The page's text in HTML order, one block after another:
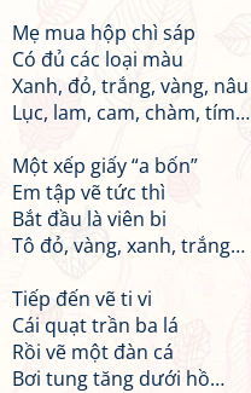
Mẹ mua hộp chì sáp
Có đủ các loại màu
Xanh, đỏ, trắng, vàng, nâu
Lục, lam, cam, chàm, tím…
Một xếp giấy “a bốn”
Em tập vẽ tức thì
Bắt đầu là viên bi
Tô đỏ, vàng, xanh, trắng…
Tiếp đến vẽ ti vi
Cái quạt trần ba lá
Rồi vẽ một đàn cá
Bơi tung tăng dưới hồ…